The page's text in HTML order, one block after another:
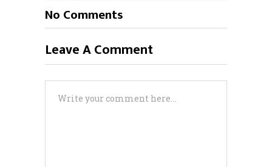
No Comments
Leave A Comment